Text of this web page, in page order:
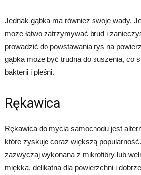
Jednak gąbka ma również swoje wady.
może łatwo zatrzymywać brud i
prowadzić do powstawania rys na
gąbka może być trudna do suszenia, co
bakterii i pleśni.
Rękawica
Rękawica do mycia samochodu jest
które zyskuje coraz większą
zazwyczaj wykonana z mikrofibry lub
miękka, delikatna dla powierzchni i